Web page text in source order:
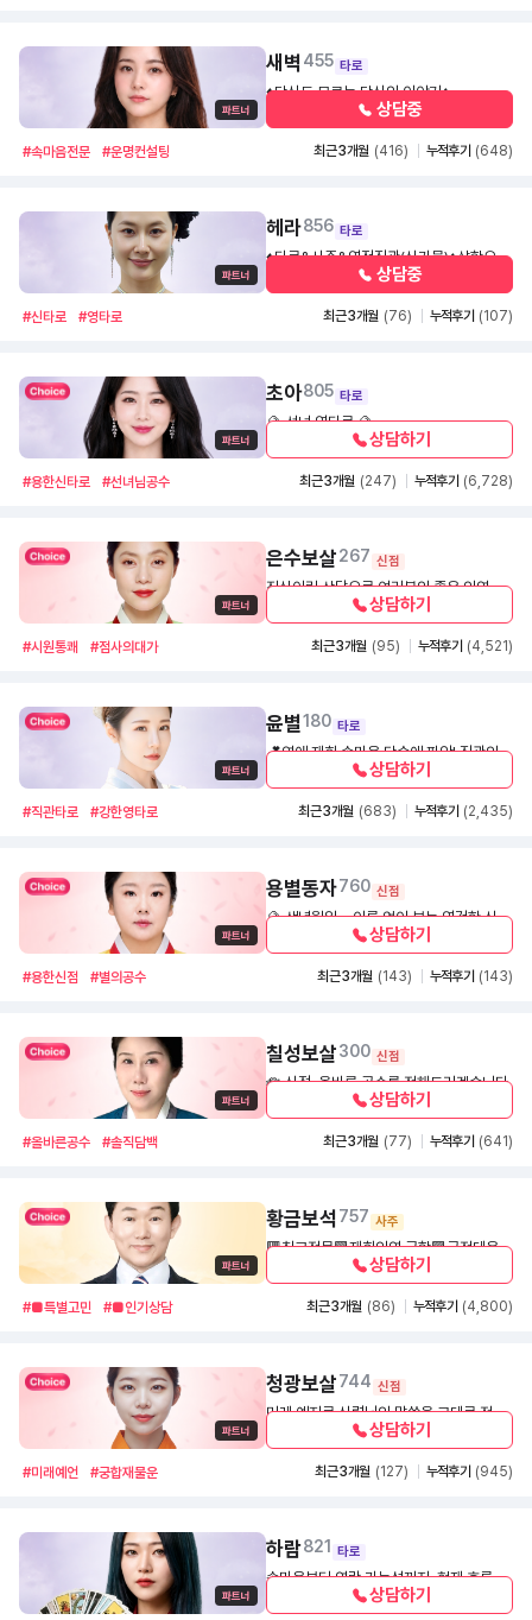
새벽 455 타로
♦️당신도 모르는 당신의 이야기♦️
1,100 30초상담중
#속마음전문 #운명컨설팅 최근 3개월 (416) 누적후기 (648)
헤라856 타로
♦️타로&사주&영적직관(신가물)♦️삼합으로
완성하는 개인별 맞춤 진단 🔮타로명의:헤
상담중
#신타로 #영타로 최근 3개월 (76) 누적후기 (107)
초아805 타로
🔮 선녀 영타로 🔮
30초 상담하기
#용한신타로 #선녀님공수 최근 3개월 (247) 누적후기 (6,728)
은수보살267 신점
진심어린 상담으로 여러분의 좋은 인연이
30초 상담하기
#시원통쾌 #점사의대가 최근 3개월 (95) 누적후기 (4,521)
윤별180 타로
💕연애·재회·속마음 단숨에 파악! 직관의
눈으로 흐름을 읽는 영타로 심리상담🌈
30초 상담하기
#직관타로 #강한영타로 최근 3개월 (683) 누적후기 (2,435)
용별동자760 신점
🔮 생년월일ㆍ이름 없이 보는 영검한 신점
상담하기
#용한신점 #별의공수 최근 3개월 (143) 누적후기 (143)
칠성보살300 신점
🪷 신점, 올바른 공수를 전해드리겠습니다
30초 상담하기
#올바른공수 #솔직담백 최근 3개월 (77) 누적후기 (641)
황금보석 757 사주
🟥최고전문🟩재회인연 궁합🟪금전대운
🟧모든고민🟨 걱정해결 ❤️ 평생대운 💘궁
ㅡㅡㅡㅡㅡㅡㅡㅡㅡㅡㅡㅡㅡㅡㅡㅡㅡㅡ
서 최고 정확한풀이 유명한 스타 전문가 선
생님🟩 전문 상담 1위 궁금증 해소 고민 걱
학 총 학생회 초청 강연 특강 인기선생님
🟦 정통 사주 성공 대운 금 재물 관운 일타
ㅡㅡㅡㅡㅡㅡㅡㅡㅡㅡㅡㅡㅡㅡㅡㅡㅡㅡ
ㅡㅡㅡㅡㅡㅡㅡㅡㅡㅡㅡㅡㅡㅡㅡㅡㅡㅡ
ㅡㅡㅡㅡㅡㅡㅡㅡㅡㅡㅡㅡㅡ 속마음 ❤️
초혼ㅡ재혼성공운ㅡ재물관운과 큰 대운 사
30초 상담하기
#■특별고민 #■인기상담 최근 3개월 (86) 누적후기 (4,800)
청광보살744 신점
미래 예지로 신령님의 말씀을 그대로 전달
해드리겠습니다 🌈미래란 현재 생각 .고민.
은 신령님께서 알려주시지 않는점 양해부
30초 상담하기
#미래예언 #궁합재물운 최근 3개월 (127) 누적후기 (945)
하람821 타로
속마음부터 연락 가능성까지, 현재 흐름을
정확하게 짚어드립니다.
상담하기